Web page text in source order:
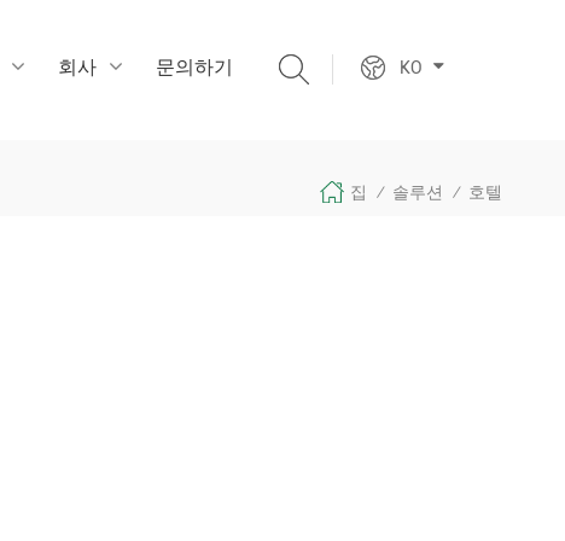
KO
회사 문의하기
집 / 솔루션 / 호텔